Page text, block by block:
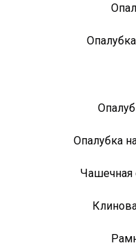
Опалубка
Чашечная